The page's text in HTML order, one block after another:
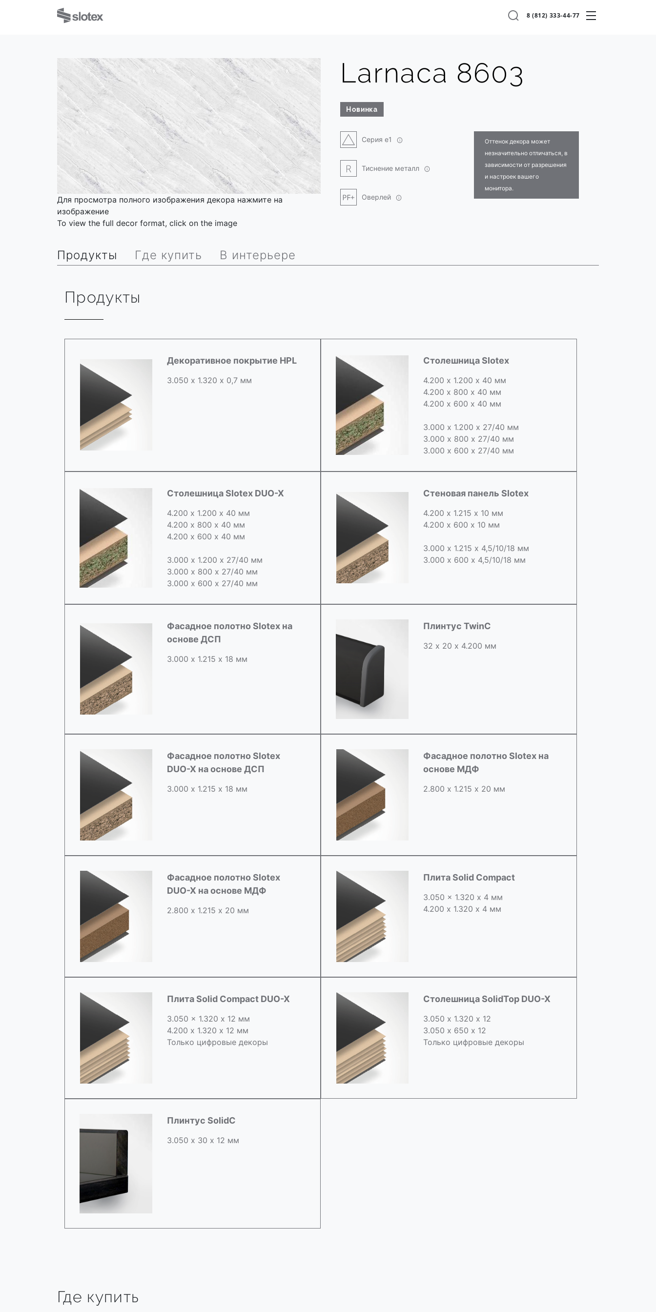
8 (812) 333-44-77
Для просмотра полного изображения декора нажмите на
изображение
To view the full decor format, click on the image
Larnaca 8603
Новинка
Серия e1
Тиснение металл
Оверлей
Оттенок декора может
незначительно отличаться, в
зависимости от разрешения
и настроек вашего
монитора.
Продукты Где купить В интерьере
Продукты
Декоративное покрытие HPL
3.050 х 1.320 х 0,7 мм
Столешница Slotex
4.200 х 1.200 х 40 мм
4.200 х 800 х 40 мм
4.200 х 600 х 40 мм
3.000 х 1.200 х 27/40 мм
3.000 х 800 х 27/40 мм
3.000 х 600 х 27/40 мм
Cтолешница Slotex DUO-X
4.200 х 1.200 х 40 мм
4.200 х 800 х 40 мм
4.200 х 600 х 40 мм
3.000 х 1.200 х 27/40 мм
3.000 х 800 х 27/40 мм
3.000 х 600 х 27/40 мм
Стеновая панель Slotex
4.200 х 1.215 х 10 мм
4.200 х 600 х 10 мм
3.000 х 1.215 х 4,5/10/18 мм
3.000 х 600 х 4,5/10/18 мм
Фасадное полотно Slotex на
основе ДСП
3.000 х 1.215 х 18 мм
Плинтус TwinC
32 х 20 х 4.200 мм
Фасадное полотно Slotex
DUO-X на основе ДСП
3.000 х 1.215 х 18 мм
Фасадное полотно Slotex на
основе МДФ
2.800 х 1.215 х 20 мм
Фасадное полотно Slotex
DUO-X на основе МДФ
2.800 х 1.215 х 20 мм
Плита Solid Compact
3.050 x 1.320 х 4 мм
4.200 x 1.320 х 4 мм
Плита Solid Compact DUO-X
3.050 x 1.320 х 12 мм
4.200 x 1.320 х 12 мм
Только цифровые декоры
Столешница SolidTop DUO-X
3.050 х 1.320 х 12
3.050 x 650 х 12
Только цифровые декоры
Плинтус SolidC
3.050 х 30 х 12 мм
Где купить